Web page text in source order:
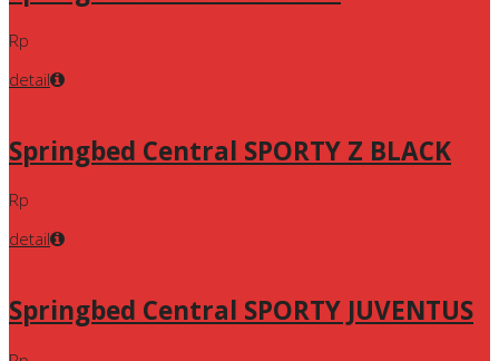
Rp
detail
Springbed Central SPORTY Z BLACK
Rp
detail
Springbed Central SPORTY JUVENTUS